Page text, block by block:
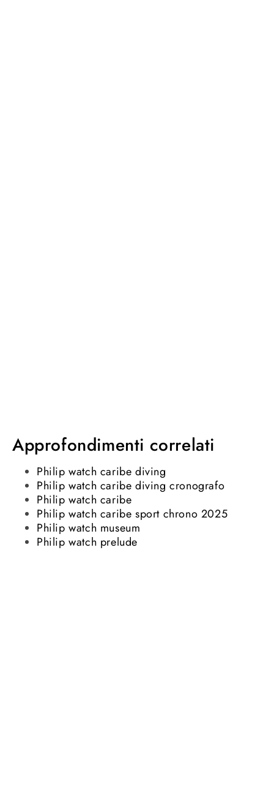
Approfondimenti correlati
Philip watch caribe diving
Philip watch caribe diving cronografo
Philip watch caribe
Philip watch caribe sport chrono 2025
Philip watch museum
Philip watch prelude